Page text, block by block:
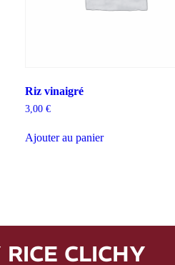
Riz vinaigré
3,00€
Ajouter au panier
RICE CLICHY